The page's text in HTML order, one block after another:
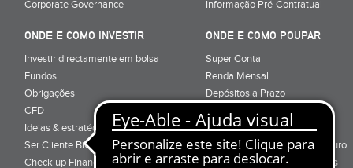
Corporate Governance
Informação Pré-Contratual
ONDE E COMO INVESTIR
Investir directamente em bolsa
Fundos
Obrigações
CFD
Ideias & estratégias para investir
Ser Cliente BiG
Check up Financeiro
ONDE E COMO POUPAR
Super Conta
Renda Mensal
Depósitos a Prazo
Super Depósito
Conta Poupança BiG Aforro
Certificados de Aforro e Tesouro
Direitos e Deveres - Depósitos